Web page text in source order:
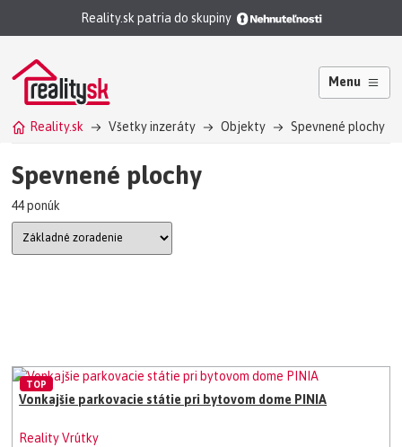
Reality.sk patria do skupiny
Menu
Reality.sk Všetky inzeráty Objekty Spevnené plochy
Spevnené plochy
44 ponúk
Vonkajšie parkovacie státie pri bytovom dome PINIA
Reality Vrútky
TOP